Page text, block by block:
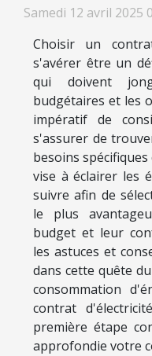
Samedi 12 avril 2025
Choisir un
s'avérer être un
qui doivent
budgétaires et les
impératif de
s'assurer de
besoins
vise à éclairer les
suivre afin de
le plus
budget et leur
les astuces et
dans cette quête
consommation
contrat
première étape
approfondie votre